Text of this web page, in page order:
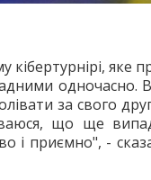
яке
за свого
що ще
і приємно", -